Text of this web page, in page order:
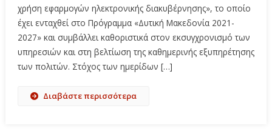
χρήση εφαρμογών ηλεκτρονικής διακυβέρνησης», το οποίο
έχει ενταχθεί στο Πρόγραμμα «Δυτική Μακεδονία 2021-
2027» και συμβάλλει καθοριστικά στον εκσυγχρονισμό των
υπηρεσιών και στη βελτίωση της καθημερινής εξυπηρέτησης
των πολιτών. Στόχος των ημερίδων […]
Διαβάστε περισσότερα